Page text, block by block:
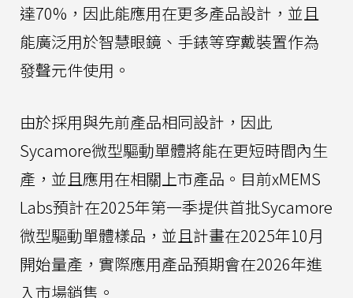
達70%，因此能應用在更多產品設計，並且
能廣泛用於智慧眼鏡、手錶等穿戴裝置作為
發聲元件使用。
由於採用與先前產品相同設計，因此
Sycamore微型驅動單體將能在更短時間內生
產，並且應用在相關上市產品。目前xMEMS
Labs預計在2025年第一季提供首批Sycamore
微型驅動單體樣品，並且計畫在2025年10月
開始量產，實際應用產品預期會在2026年進
入市場銷售。